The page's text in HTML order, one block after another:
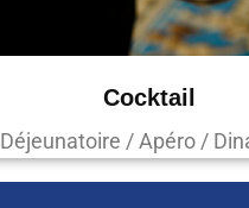
Cocktail
Déjeunatoire / Apéro /